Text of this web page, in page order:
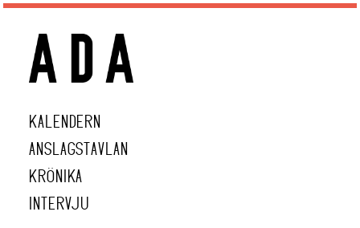
KALENDERN
ANSLAGSTAVLAN
KRÖNIKA
INTERVJU